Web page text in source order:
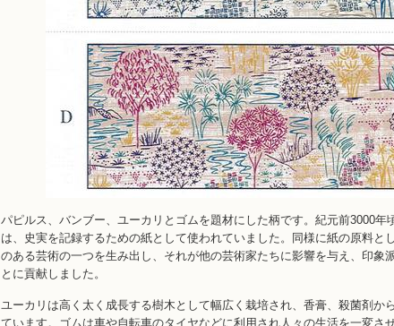
パピルス、バンブー、ユーカリとゴムを題材にした柄です。紀元前3000
は、史実を記録するための紙として使われていました。同様に紙の原料と
のある芸術の一つを生み出し、それが他の芸術家たちに影響を与え、印象
とに貢献しました。
ユーカリは高く太く成長する樹木として幅広く栽培され、香膏、殺菌剤か
ています。ゴムは車や自転車のタイヤなどに利用され人々の生活を一変さ